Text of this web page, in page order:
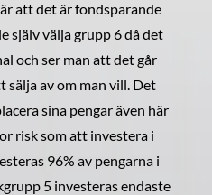
att det är fondsparande
själv välja grupp 6 då det
och ser man att det går
av om man vill. Det
sina pengar även här
risk som att investera i
96% av pengarna i
5 investeras endaste